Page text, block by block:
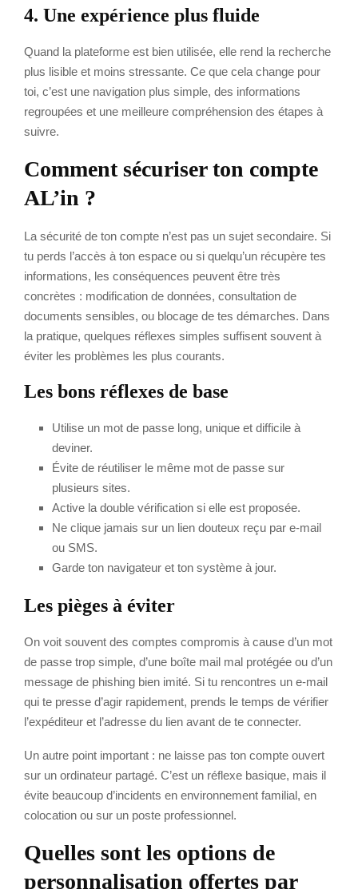
4. Une expérience plus fluide
Quand la plateforme est bien utilisée, elle rend la recherche
plus lisible et moins stressante. Ce que cela change pour
toi, c’est une navigation plus simple, des informations
regroupées et une meilleure compréhension des étapes à
suivre.
Comment sécuriser ton compte
AL’in ?
La sécurité de ton compte n’est pas un sujet secondaire. Si
tu perds l’accès à ton espace ou si quelqu’un récupère tes
informations, les conséquences peuvent être très
concrètes : modification de données, consultation de
documents sensibles, ou blocage de tes démarches. Dans
la pratique, quelques réflexes simples suffisent souvent à
éviter les problèmes les plus courants.
Les bons réflexes de base
Utilise un mot de passe long, unique et difficile à
deviner.
Évite de réutiliser le même mot de passe sur
plusieurs sites.
Active la double vérification si elle est proposée.
Ne clique jamais sur un lien douteux reçu par e-mail
ou SMS.
Garde ton navigateur et ton système à jour.
Les pièges à éviter
On voit souvent des comptes compromis à cause d’un mot
de passe trop simple, d’une boîte mail mal protégée ou d’un
message de phishing bien imité. Si tu rencontres un e-mail
qui te presse d’agir rapidement, prends le temps de vérifier
l’expéditeur et l’adresse du lien avant de te connecter.
Un autre point important : ne laisse pas ton compte ouvert
sur un ordinateur partagé. C’est un réflexe basique, mais il
évite beaucoup d’incidents en environnement familial, en
colocation ou sur un poste professionnel.
Quelles sont les options de
personnalisation offertes par